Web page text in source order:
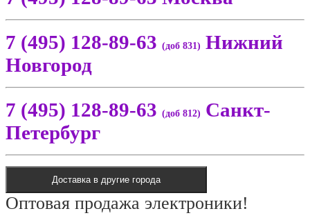
7 (495) 128-89-63 (доб 831) Нижний
Новгород
7 (495) 128-89-63 (доб 812) Санкт-
Петербург
Доставка в другие города
Оптовая продажа электроники!